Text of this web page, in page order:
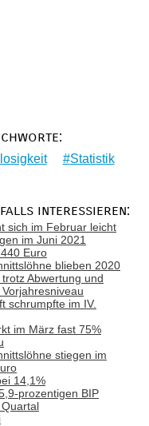
Statistik
interessieren:
sich im Februar leicht
im Juni 2021
Euro
blieben 2020
Abwertung und
schrumpfte im IV.
im März fast 75%
stiegen im
14,1%
prozentigen BIP